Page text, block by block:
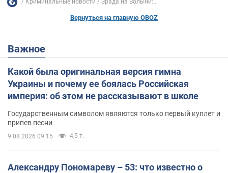
Криминальные новости Зрада на Волыни:...
Вернуться на главную OBOZ
Важное
Какой была оригинальная версия гимна
Украины и почему ее боялась Российская
империя: об этом не рассказывают в школе
Государственным символом являются только первый куплет и
припев песни
9.08.2026 09:15 4,5 т.
Александру Пономареву – 53: что известно о